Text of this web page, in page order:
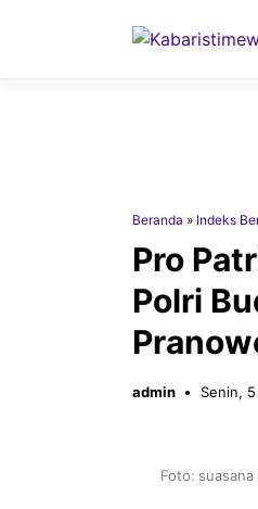
Beranda » Indeks
Pro
Polri
admin Senin,
Foto: